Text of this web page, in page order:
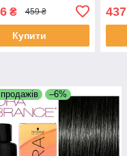
₴ 459 ₴
Купити
–6%